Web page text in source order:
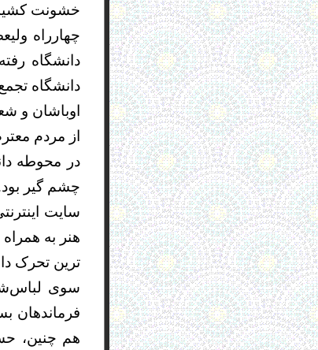
چهارراه
دانشگاه
دانشگاه
اوباشان و
از مردم
در محوطه
چشم گیر
سایت
هنر به
ترین تحرک
سوی
فرماندهان
هم چنین،